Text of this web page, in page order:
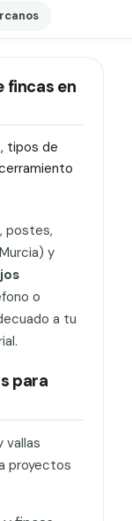
fincas en
tipos de
postes,
y
o
a tu
para
vallas
proyectos